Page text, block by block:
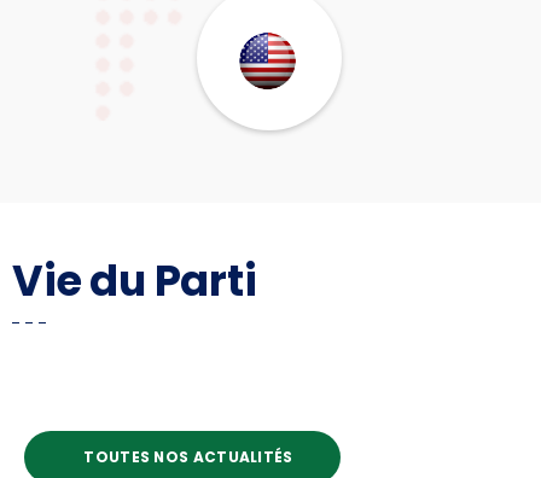
Vie du Parti
TOUTES NOS ACTUALITÉS